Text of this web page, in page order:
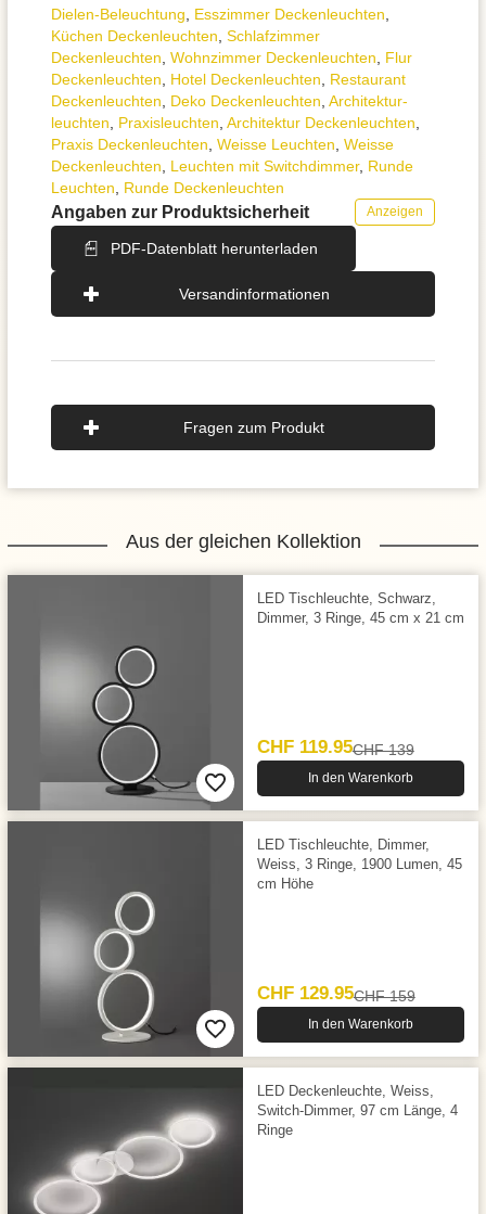
Dielen-Beleuchtung
Esszimmer Deckenleuchten
Küchen Deckenleuchten Schlafzimmer
Deckenleuchten Wohnzimmer Deckenleuchten
Flur
Deckenleuchten
Hotel Deckenleuchten
Restaurant
Deckenleuchten
Deko Deckenleuchten Architektur­
leuchten
Praxisleuchten Architektur Deckenleuchten
Praxis Deckenleuchten Weisse Leuchten Weisse
Deckenleuchten
Leuchten mit Switchdimmer, Runde
Leuchten
Runde Deckenleuchten
Angaben zur Produktsicherheit Anzeigen
PDF-Datenblatt herunterladen
Versandinformationen
Fragen zum Produkt
Aus der gleichen Kollektion
LED Tischleuchte, Schwarz,
Dimmer, 3 Ringe, 45 cm x 21 cm
CHF 119.95CHF 139
In den Warenkorb
LED Tischleuchte, Dimmer,
Weiss, 3 Ringe, 1900 Lumen, 45
cm Höhe
CHF 129.95CHF 159
In den Warenkorb
LED Deckenleuchte, Weiss,
Switch-Dimmer, 97 cm Länge, 4
Ringe